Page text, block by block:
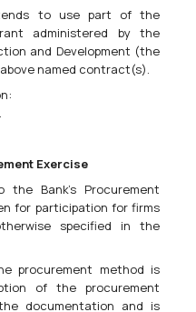
იუსტიციის სამინისტროს
სსიპ დანაშაულის
აღსრულებისა და
Კულტურის, Სპორტისა Და
.
ს/კ 428531092
აცხადებს ბაზრის კვლევას
to use part of the
administered by the
and Development (the
named contract(s).
Exercise
Bank's Procurement
for participation for firms
specified in the
procurement method is
of the procurement
documentation and is